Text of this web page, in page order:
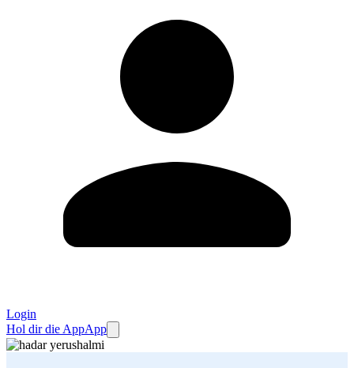
Login
Hol dir die AppApp